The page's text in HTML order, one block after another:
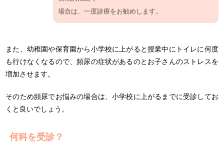
場合は、一度診療をお勧めします。
また、幼稚園や保育園から小学校に上がると授業中にトイレに何度
も行けなくなるので、頻尿の症状があるのとお子さんのストレスを
増加させます。
そのため頻尿でお悩みの場合は、小学校に上がるまでに受診してお
くと良いでしょう。
何科を受診？